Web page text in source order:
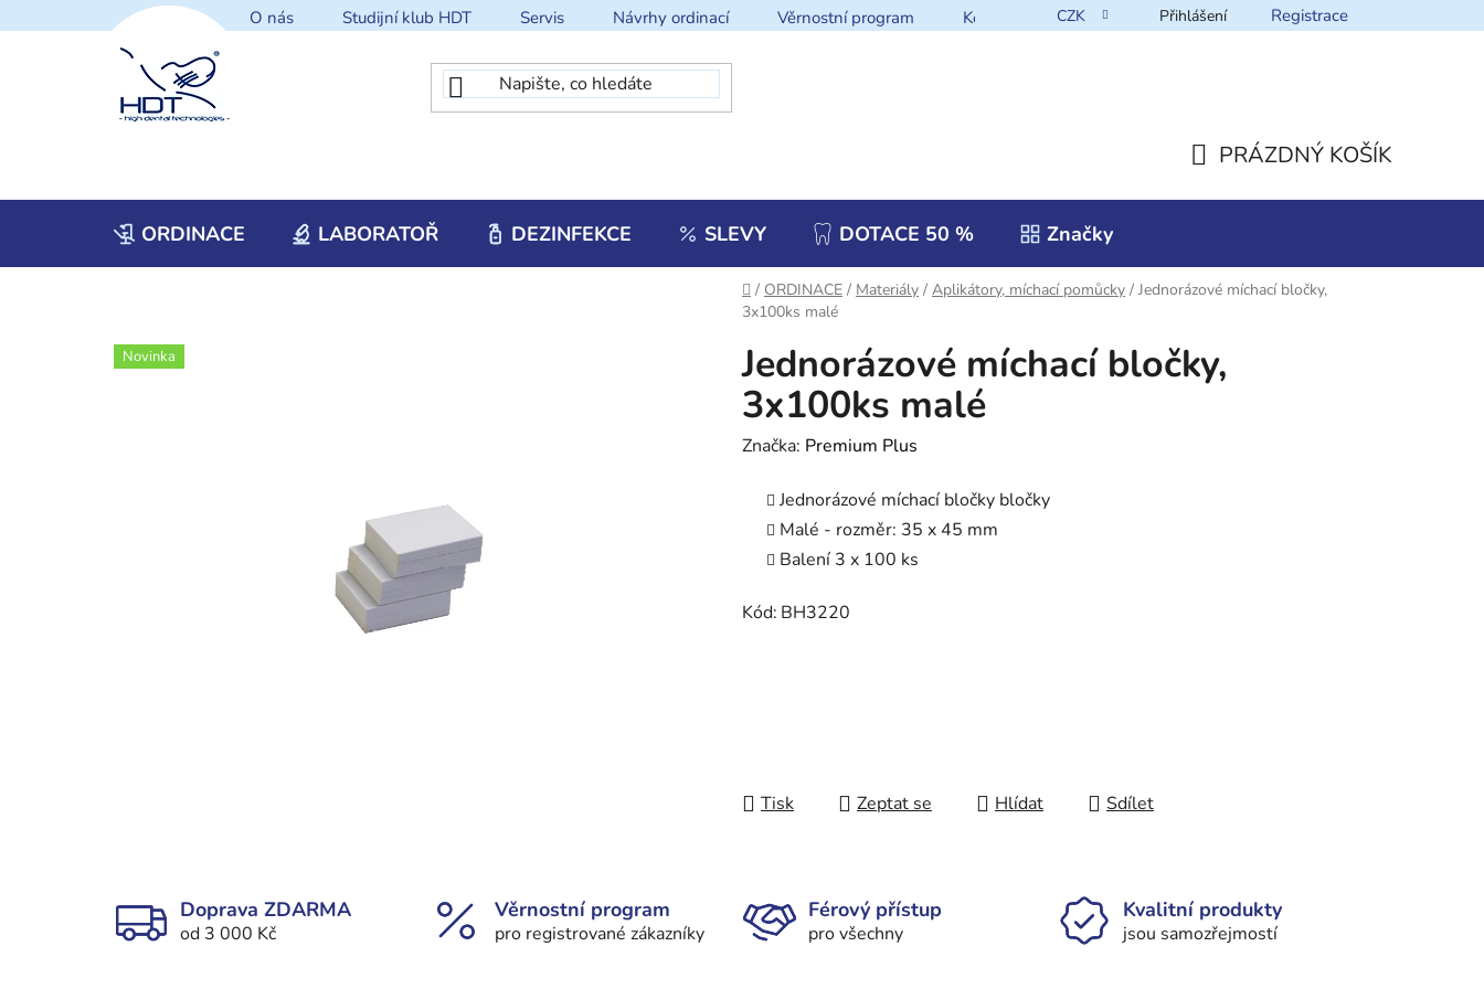
na
O nás Studijní klub HDT Servis Návrhy ordinací Věrnostní program Kontakt CZK Přihlášení Registrace
PRÁZDNÝ KOŠÍK
ORDINACE LABORATOŘ DEZINFEKCE SLEVY DOTACE 50 % Značky
Domů
/ ORDINACE / Materiály / Aplikátory, míchací pomůcky / Jednorázové míchací bločky,
3x100ks malé
Jednorázové míchací bločky,
3x100ks malé
Značka: Premium Plus
Jednorázové míchací bločky bločky
Malé - rozměr: 35 x 45 mm
Balení 3 x 100 ks
Kód: BH3220
Tisk Zeptat se Hlídat Sdílet
Novinka
Doprava ZDARMA
od 3 000 Kč
Věrnostní program
pro registrované zákazníky
Férový přístup
pro všechny
Kvalitní produkty
jsou samozřejmostí